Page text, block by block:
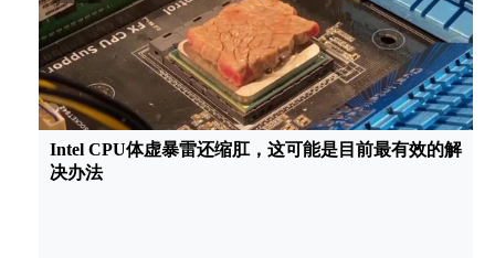
Intel CPU体虚暴雷还缩肛，这可能是目前最有效的解
决办法